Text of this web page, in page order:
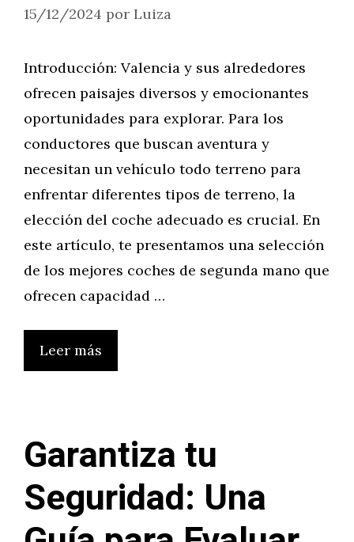
15/12/2024 por Luiza
Introducción: Valencia y sus alrededores
ofrecen paisajes diversos y emocionantes
oportunidades para explorar. Para los
conductores que buscan aventura y
necesitan un vehículo todo terreno para
enfrentar diferentes tipos de terreno, la
elección del coche adecuado es crucial. En
este artículo, te presentamos una selección
de los mejores coches de segunda mano que
ofrecen capacidad …
Leer más
Garantiza tu
Seguridad: Una